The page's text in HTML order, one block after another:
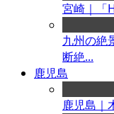
宮崎｜「
九州の絶
断絶...
鹿児島
鹿児島｜